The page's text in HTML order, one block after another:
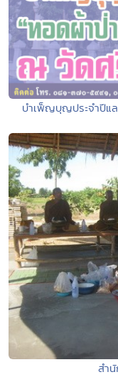
บำเพ็ญบุญประจำปีแ
สำ